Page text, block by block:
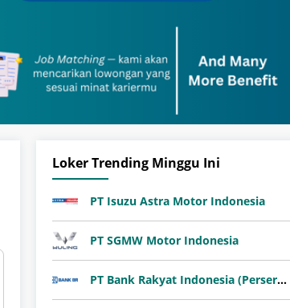
Loker Trending Minggu Ini
PT Isuzu Astra Motor Indonesia
PT SGMW Motor Indonesia
PT Bank Rakyat Indonesia (Persero) Tbk